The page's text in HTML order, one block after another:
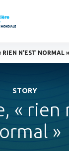
RIEN N'EST NORMAL »
STORY
« rien
»